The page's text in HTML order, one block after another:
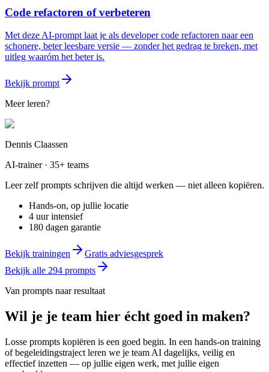
Code refactoren of verbeteren
Met deze AI-prompt laat je als developer code refactoren naar een
schonere, beter leesbare versie — zonder het gedrag te breken, met
uitleg waaróm het beter is.
Bekijk prompt
Meer leren?
Dennis Claassen
AI-trainer · 35+ teams
Leer zelf prompts schrijven die altijd werken — niet alleen kopiëren.
Hands-on, op jullie locatie
4 uur intensief
180 dagen garantie
Bekijk trainingen
Gratis adviesgesprek
Bekijk alle 294 prompts
Van prompts naar resultaat
Wil je je team hier écht goed in maken?
Losse prompts kopiëren is een goed begin. In een hands-on training
of begeleidingstraject leren we je team AI dagelijks, veilig en
effectief inzetten — op jullie eigen werk, met jullie eigen